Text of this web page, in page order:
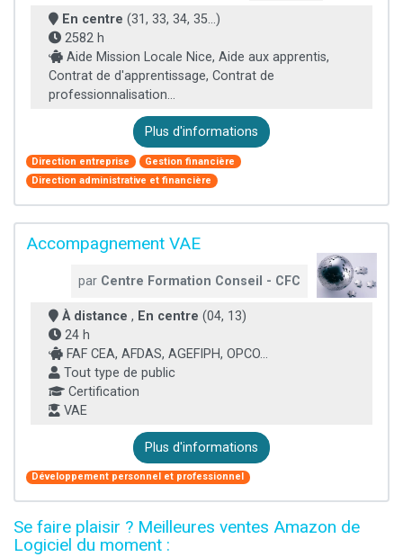
En centre (31, 33, 34, 35...)
2582 h
Aide Mission Locale Nice, Aide aux apprentis,
Contrat de d'apprentissage, Contrat de
professionnalisation...
Plus d'informations
Direction entreprise
Gestion financière
Direction administrative et financière
Accompagnement VAE
par Centre Formation Conseil - CFC
À distance , En centre (04, 13)
24 h
FAF CEA, AFDAS, AGEFIPH, OPCO...
Tout type de public
Certification
VAE
Plus d'informations
Développement personnel et professionnel
Se faire plaisir ? Meilleures ventes Amazon de
Logiciel du moment :